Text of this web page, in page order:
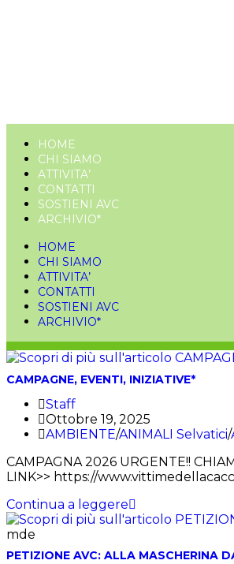
HOME
CHI SIAMO
ATTIVITA’
CONTATTI
SOSTIENI AVC
ARCHIVIO*
HOME
CHI SIAMO
ATTIVITA’
CONTATTI
SOSTIENI AVC
ARCHIVIO*
CAMPAGNE, EVENTI, INIZIATIVE*
Staff
Ottobre 19, 2025
AMBIENTE/ANIMALI Selvatici/
CAMPAGNA 2026 URGENTE!!
LINK>> https://
Continua a leggere
mde
PETIZIONE AVC: ALLA MASCHERINA